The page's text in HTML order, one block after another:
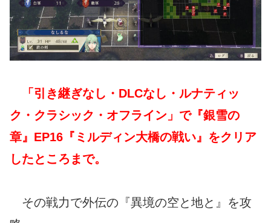
「引き継ぎなし・DLCなし・ルナティッ
ク・クラシック・オフライン」で『銀雪の
章』EP16『ミルディン大橋の戦い』をクリア
したところまで。
その戦力で外伝の『異境の空と地と』を攻